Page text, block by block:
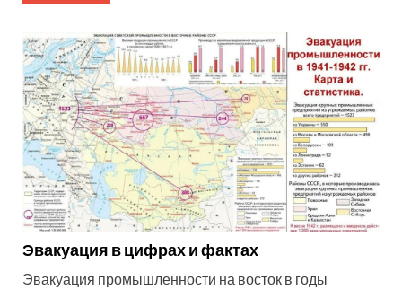
Эвакуация в цифрах и фактах
Эвакуация промышленности на восток в годы